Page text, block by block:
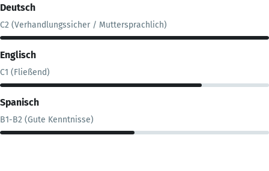
Deutsch
C2 (Verhandlungssicher / Muttersprachlich)
Englisch
C1 (Fließend)
Spanisch
B1-B2 (Gute Kenntnisse)